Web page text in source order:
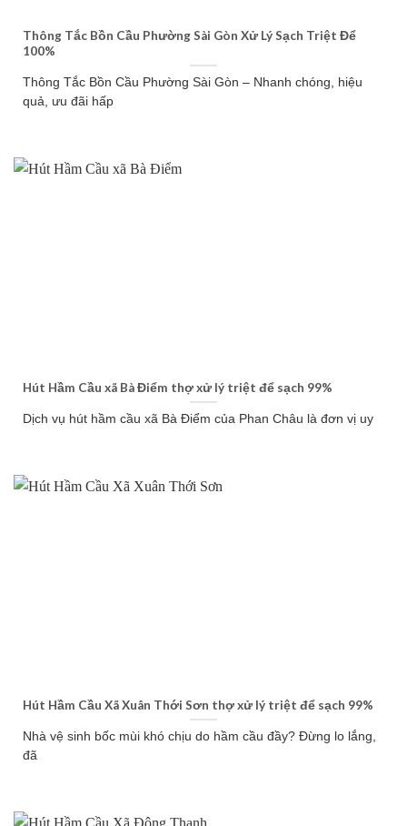
Thông Tắc Bồn Cầu Phường Sài Gòn Xử Lý Sạch Triệt Để
100%
Thông Tắc Bồn Cầu Phường Sài Gòn – Nhanh chóng, hiệu
quả, ưu đãi hấp
Hút Hầm Cầu xã Bà Điểm thợ xử lý triệt để sạch 99%
Dịch vụ hút hầm cầu xã Bà Điểm của Phan Châu là đơn vị uy
Hút Hầm Cầu Xã Xuân Thới Sơn thợ xử lý triệt để sạch 99%
Nhà vệ sinh bốc mùi khó chịu do hầm cầu đầy? Đừng lo lắng,
đã